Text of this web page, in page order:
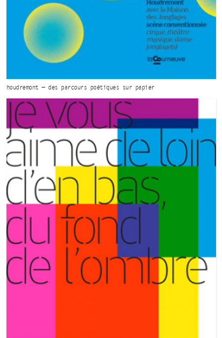
houdremont — des parcours poétiques sur papier